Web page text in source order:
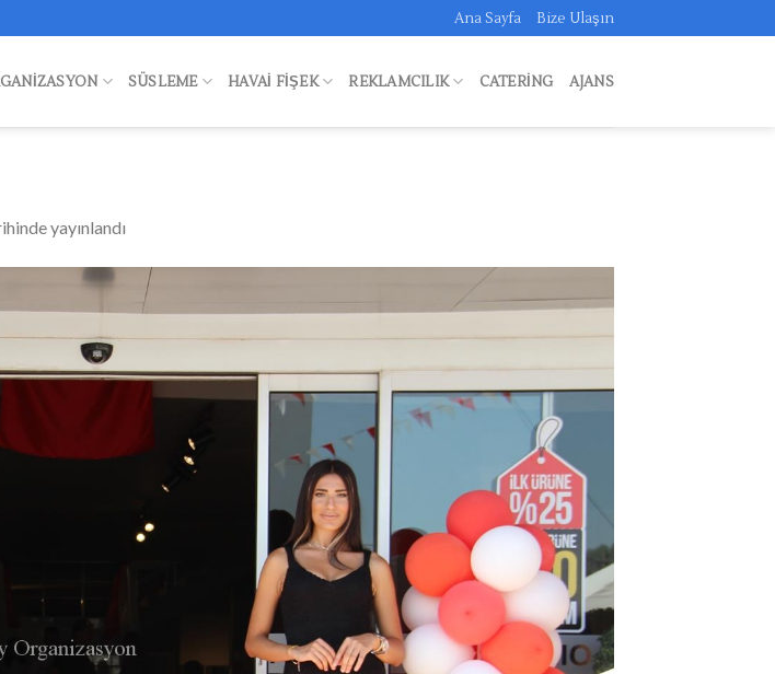
Ana Sayfa Bize Ulaşın
SÜSLEME HAVAI FIŞEK REKLAMCILIK CATERING AJANS
yayınlandı